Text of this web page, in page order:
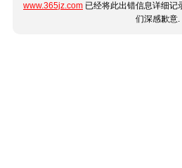
www.365jz.com 已经将此出错信息详细记
们深感歉意.